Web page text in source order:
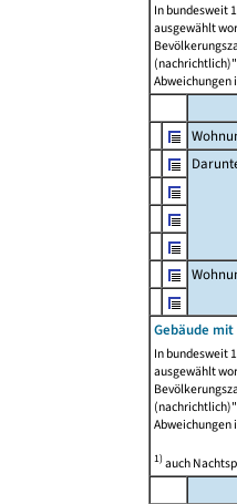
In bundesweit
ausgewählt
Abweichungen
Gebäude
In bundesweit
ausgewählt
Abweichungen
1)auch